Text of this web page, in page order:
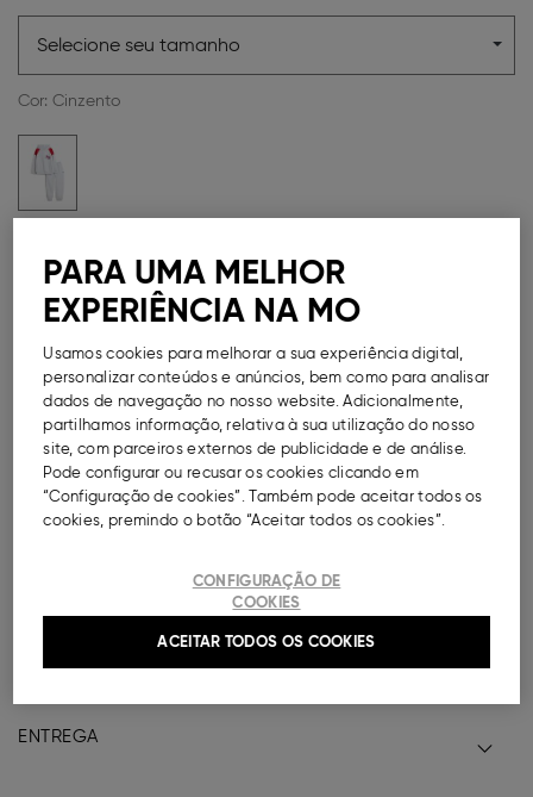
Selecione seu tamanho
Cor: Cinzento
Métodos de Pagamento Disponíveis
DESCRIÇÃO
Conjunto de jogging de felpa para menino. Sweatshirt
com capuz e estampado na frente. Calças com a
cintura elástica. Base canelada ajustada. Punhos e
000041147483027
ENTREGA
PARA UMA MELHOR
EXPERIÊNCIA NA MO
Usamos cookies para melhorar a sua experiência digital,
personalizar conteúdos e anúncios, bem como para analisar
dados de navegação no nosso website. Adicionalmente,
partilhamos informação, relativa à sua utilização do nosso
site, com parceiros externos de publicidade e de análise.
Pode configurar ou recusar os cookies clicando em
“Configuração de cookies”. Também pode aceitar todos os
cookies, premindo o botão “Aceitar todos os cookies”.
CONFIGURAÇÃO DE
COOKIES
ACEITAR TODOS OS COOKIES